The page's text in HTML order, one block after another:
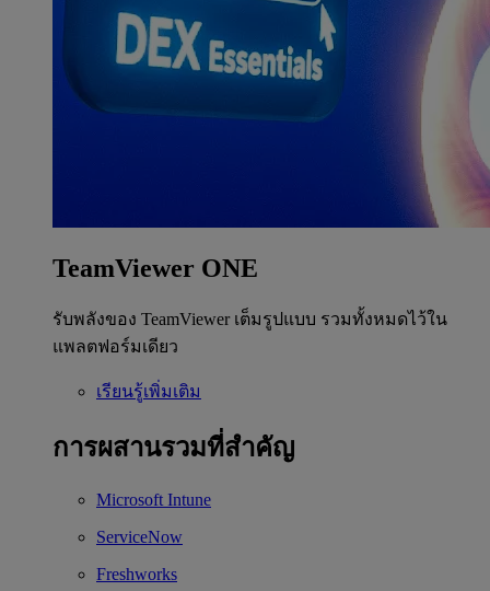
TeamViewer ONE
รับพลังของ TeamViewer เต็มรูปแบบ รวมทั้งหมดไว้ใน
แพลตฟอร์มเดียว
เรียนรู้เพิ่มเติม
การผสานรวมที่สำคัญ
Microsoft Intune
ServiceNow
Freshworks